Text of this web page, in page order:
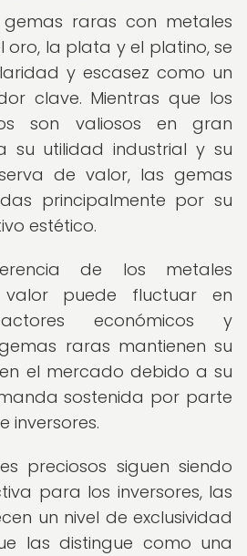
raras con metales
oro, la plata y el platino, se
y escasez como un
clave. Mientras que los
son valiosos en gran
su utilidad industrial y su
de valor, las gemas
principalmente por su
estético.
de los metales
valor puede fluctuar en
económicos y
raras mantienen su
el mercado debido a su
sostenida por parte
inversores.
preciosos siguen siendo
para los inversores, las
un nivel de exclusividad
las distingue como una